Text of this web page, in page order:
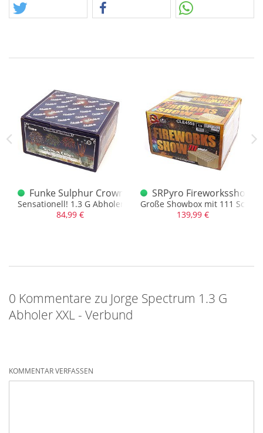
Sehr interessanter Verbund von Jorge! Diese Reihe, welche
uns gerade erreicht hat, ist doch relativ verdächtig gut. Auch
auch Funke Verbünde gefertigt werden. Allgemein könnte
man sagen, die Qualität ist ordentlich gewachsen seit es
Funke gibt.
Der September 2025 wird auch zum Monat vergessener
Stücke aus dem Lager! Vieles liegt schon länger und ist oft
nur ein Rest. Im Monat Sept. 25 wollen wir den Dingen daher
ein neues Zuhause gönnen…. Also…. gönnt Euch..!
1.3G Abholer
Funke Sulphur Crown 100 Schuss Verbund 1.3G
Sensationell! 1.3 G Abholer, Titangold + Salutfinale
84,99 €
SRPyro Fireworksshow
Große Showbox mit 111
139,99 €
0 Kommentare zu Jorge Spectrum 1.3 G
Abholer XXL - Verbund
KOMMENTAR VERFASSEN